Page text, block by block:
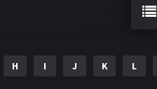
H I J K L